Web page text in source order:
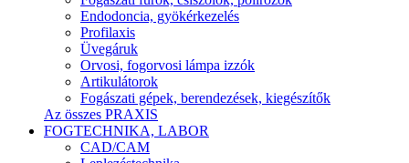
Endodoncia, gyökérkezelés
Profilaxis
Üvegáruk
Orvosi, fogorvosi lámpa izzók
Artikulátorok
Fogászati gépek, berendezések, kiegészítők
Az összes PRAXIS
FOGTECHNIKA, LABOR
CAD/CAM